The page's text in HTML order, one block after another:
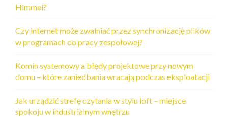
Himmel?
Czy internet może zwalniać przez synchronizację plików
w programach do pracy zespołowej?
Komin systemowy a błędy projektowe przy nowym
domu – które zaniedbania wracają podczas eksploatacji
Jak urządzić strefę czytania w stylu loft – miejsce
spokoju w industrialnym wnętrzu